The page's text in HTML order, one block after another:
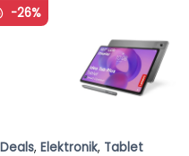
-26%
Deals, Elektronik, Tablet